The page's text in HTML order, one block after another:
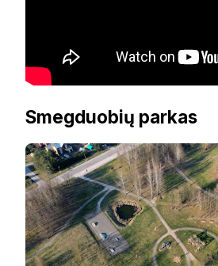
Smegduobių parkas